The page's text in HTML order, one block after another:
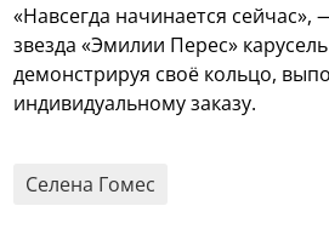
«Навсегда начинается сейчас»,
звезда «Эмилии Перес»
демонстрируя своё кольцо,
индивидуальному заказу.
Селена Гомес